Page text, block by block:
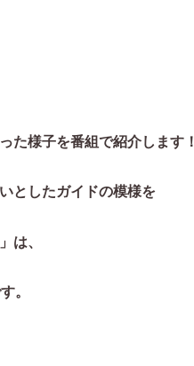
た様子を番組で紹介します！
としたガイドの模様を
は、
。